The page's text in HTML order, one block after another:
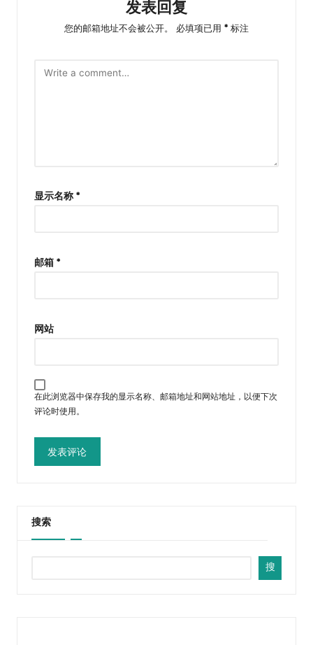
发表回复
您的邮箱地址不会被公开。 必填项已用 * 标注
显示名称 *
邮箱 *
网站
在此浏览器中保存我的显示名称、邮箱地址和网站地址，以便下次
评论时使用。
搜索
搜